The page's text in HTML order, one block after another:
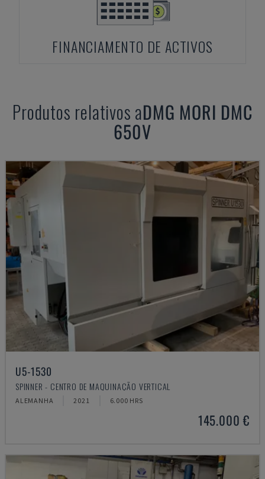
FINANCIAMENTO DE ACTIVOS
Produtos relativos aDMG MORI DMC
650V
U5-1530
SPINNER - CENTRO DE MAQUINAÇÃO VERTICAL
ALEMANHA 2021 6.000 HRS
145.000 €